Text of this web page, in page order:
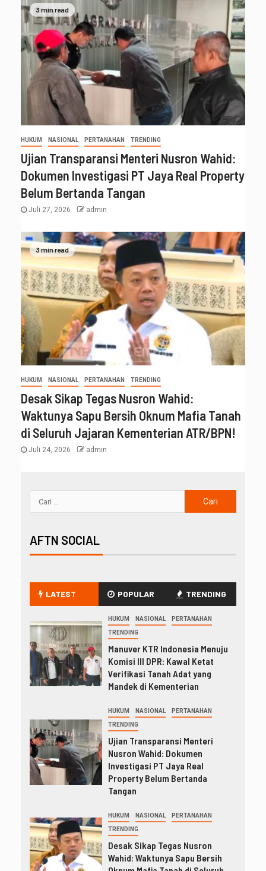
3 min read
HUKUM NASIONAL PERTANAHAN TRENDING
Ujian Transparansi Menteri Nusron Wahid:
Dokumen Investigasi PT Jaya Real Property
Belum Bertanda Tangan
Juli 27, 2026 admin
3 min read
HUKUM NASIONAL PERTANAHAN TRENDING
Desak Sikap Tegas Nusron Wahid:
Waktunya Sapu Bersih Oknum Mafia Tanah
di Seluruh Jajaran Kementerian ATR/BPN!
Juli 24, 2026 admin
AFTN SOCIAL
LATEST POPULAR TRENDING
HUKUM NASIONAL PERTANAHAN
TRENDING
Manuver KTR Indonesia Menuju
Komisi III DPR: Kawal Ketat
Verifikasi Tanah Adat yang
Mandek di Kementerian
HUKUM NASIONAL PERTANAHAN
TRENDING
Ujian Transparansi Menteri
Nusron Wahid: Dokumen
Investigasi PT Jaya Real
Property Belum Bertanda
Tangan
HUKUM NASIONAL PERTANAHAN
TRENDING
Desak Sikap Tegas Nusron
Wahid: Waktunya Sapu Bersih